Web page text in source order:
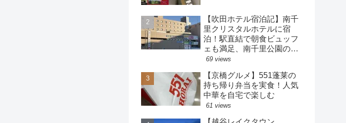
【吹田ホテル宿泊記】南千
里クリスタルホテルに宿
泊！駅直結で朝食ビュッフ
ェも満足、南千里公園の散
策も楽しめるホテル
69 views
【京橋グルメ】551蓬莱の
持ち帰り弁当を実食！人気
中華を自宅で楽しむ
61 views